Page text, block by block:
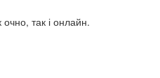
так і онлайн.